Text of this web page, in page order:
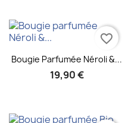
 Aperçu rapide
Bougie Parfumée Néroli &...
19,90 €
favorite_border